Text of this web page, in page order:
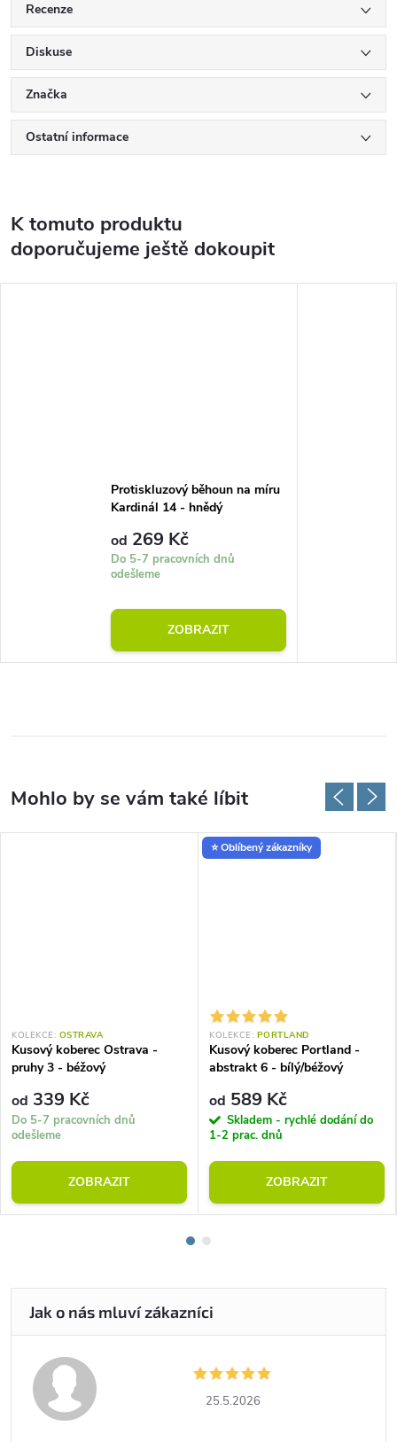
Recenze
Diskuse
Značka
Ostatní informace
K tomuto produktu
doporučujeme ještě dokoupit
Protiskluzový běhoun na míru
Kardinál 14 - hnědý
od 269 Kč
Do 5-7 pracovních dnů
odešleme
ZOBRAZIT
KOLEKCE: OSTRAVA
Kusový koberec Ostrava -
pruhy 3 - béžový
od 339 Kč
Do 5-7 pracovních dnů
odešleme
ZOBRAZIT
⭐ Oblíbený zákazníky
KOLEKCE: PORTLAND
Kusový koberec Portland -
abstrakt 6 - bílý/béžový
od 589 Kč
Skladem - rychlé dodání do
1-2 prac. dnů
ZOBRAZIT
25.5.2026